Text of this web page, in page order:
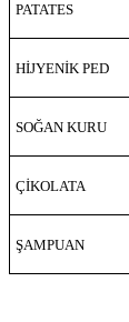
PATATES
HİJYENİK PED
SOĞAN KURU
ÇİKOLATA
ŞAMPUAN